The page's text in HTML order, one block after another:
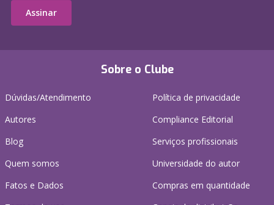
Sobre o Clube
Dúvidas/Atendimento
Autores
Blog
Quem somos
Fatos e Dados
Política de privacidade
Compliance Editorial
Serviços profissionais
Universidade do autor
Compras em quantidade
Assinar